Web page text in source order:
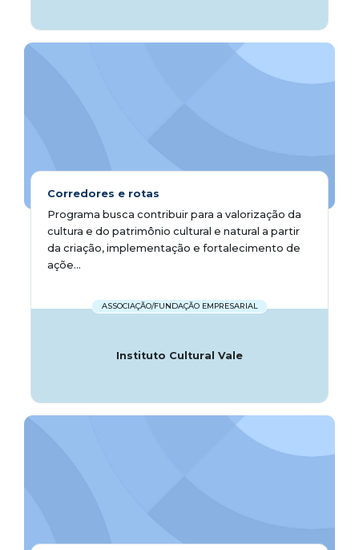
Corredores e rotas
Programa busca contribuir para a valorização da
cultura e do patrimônio cultural e natural a partir
da criação, implementação e fortalecimento de
açõe...
ASSOCIAÇÃO/FUNDAÇÃO EMPRESARIAL
Instituto Cultural Vale